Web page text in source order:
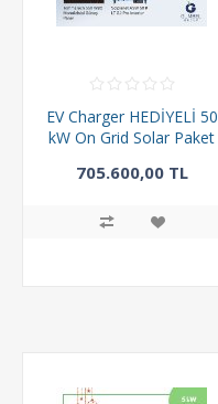
EV Charger HEDİYELİ 50
kW On Grid Solar Paket
705.600,00 TL